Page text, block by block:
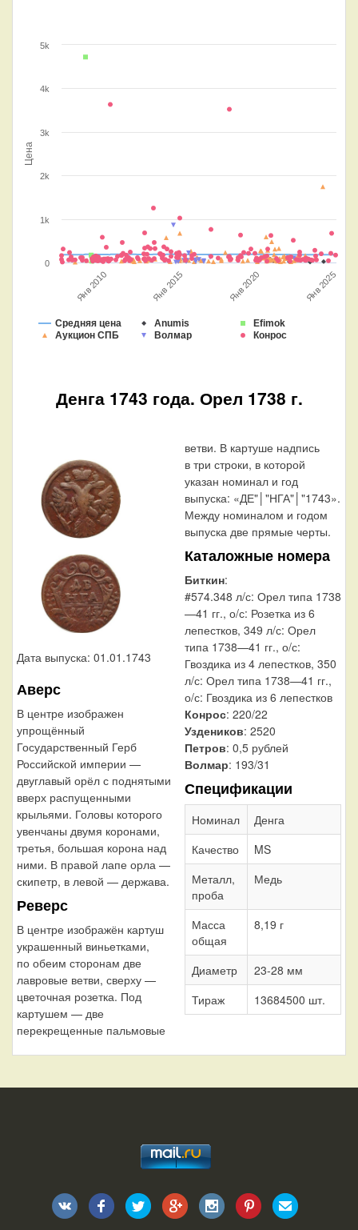
Цена
Средняя цена Anumis
Efimok
Аукцион СПБ
Волмар Конрос
Янв 2010 Янв 2015 Янв 2020 Янв 2025
0
1k
2k
3k
4k
5k
Денга 1743 года. Орел 1738 г.
Дата выпуска: 01.01.1743
Аверс
В центре изображен
упрощённый
Государственный Герб
Российской империи —
двуглавый орёл с поднятыми
вверх распущенными
крыльями. Головы которого
увенчаны двумя коронами,
третья, большая корона над
ними. В правой лапе орла —
скипетр, в левой — держава.
Реверс
В центре изображён картуш
украшенный виньетками,
по обеим сторонам две
лавровые ветви, сверху —
цветочная розетка. Под
картушем — две
перекрещенные пальмовые
ветви. В картуше надпись
в три строки, в которой
указан номинал и год
выпуска: «ДЕ"│"НГА"│"1743».
Между номиналом и годом
выпуска две прямые черты.
Каталожные номера
Биткин:
#574.348 л/с: Орел типа 1738
—41 гг., о/с: Розетка из 6
лепестков, 349 л/с: Орел
типа 1738—41 гг., о/с:
Гвоздика из 4 лепестков, 350
л/с: Орел типа 1738—41 гг.,
о/с: Гвоздика из 6 лепестков
Конрос: 220/22
Уздеников: 2520
Петров: 0,5 рублей
Волмар: 193/31
Спецификации
Номинал
Денга
Качество
MS
Металл,
проба
Медь
Масса
общая
8,19 г
Диаметр
23-28 мм
Тираж
13684500 шт.